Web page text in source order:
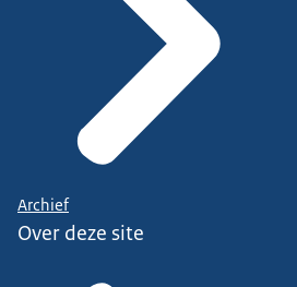
Archief
Over deze site